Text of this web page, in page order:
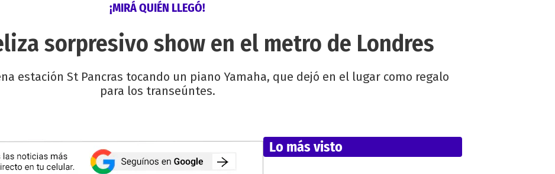
¡MIRÁ QUIÉN LLEGÓ!
sorpresivo show en el metro de Londres
estación St Pancras tocando un piano Yamaha, que dejó en el lugar como regalo
para los transeúntes.
Lo más visto